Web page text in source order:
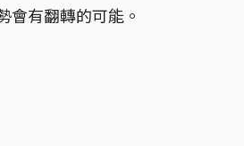
會有翻轉的可能。